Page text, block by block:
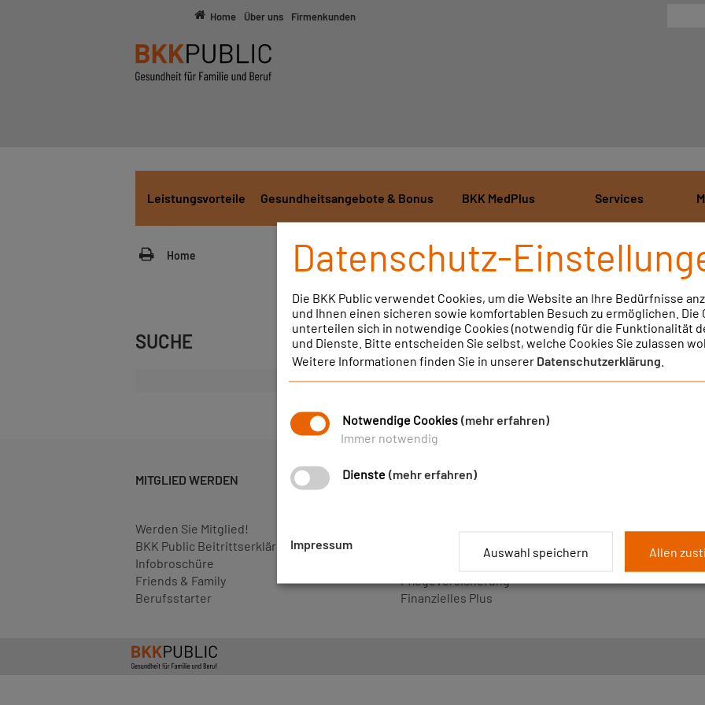
Home Über uns Firmenkunden
Leistungsvorteile Gesundheitsangebote & Bonus BKK MedPlus Services
Home
SUCHE
MITGLIED WERDEN
Werden Sie Mitglied!
BKK Public Beitrittserklärung
Infobroschüre
Friends & Family
Berufsstarter
BKK PUBLIC LEISTUNGSVORTEILE
BKK Gesundheitsplus
Pluspunkte gesunde Schwangerschaft
Pflegeversicherung
Finanzielles Plus
Datenschutz-
Die BKK Public verwendet Cookies, um die Website an Ihre Bedürfnisse
und Ihnen einen sicheren sowie komfortablen Besuch zu ermöglichen. Die
unterteilen sich in notwendige Cookies (notwendig für die Funktionalität
und Dienste. Bitte entscheiden Sie selbst, welche Cookies Sie zulassen
Weitere Informationen finden Sie in unserer Datenschutzerklärung
Notwendige Cookies (mehr erfahren)
Immer notwendig
Dienste (mehr erfahren)
Allen
Auswahl speichern
Impressum